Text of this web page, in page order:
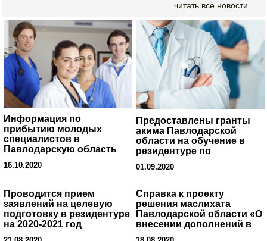
читать все новости
Информация по
прибытию молодых
специалистов в
Павлодарскую область
16.10.2020
Предоставлены гранты
акима Павлодарской
области на обучение в
резидентуре по
специальностям
01.09.2020
Проводится прием
заявлений на целевую
подготовку в резидентуре
на 2020-2021 год
Справка к проекту
решения маслихата
Павлодарской области «О
внесении дополнений в